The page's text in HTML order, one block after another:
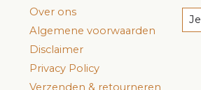
Over ons
Algemene voorwaarden
Disclaimer
Privacy Policy